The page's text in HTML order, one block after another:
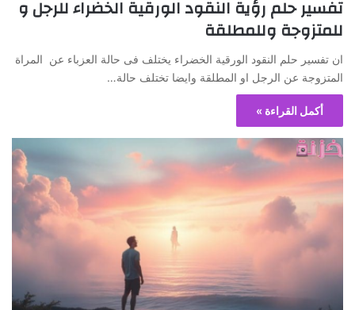
تفسير حلم رؤية النقود الورقية الخضراء للرجل و
للمتزوجة وللمطلقة
ان تفسير حلم النقود الورقية الخضراء يختلف فى حالة العزباء عن المراة
المتزوجة عن الرجل او المطلقة وايضا تختلف حالة…
أكمل القراءة »